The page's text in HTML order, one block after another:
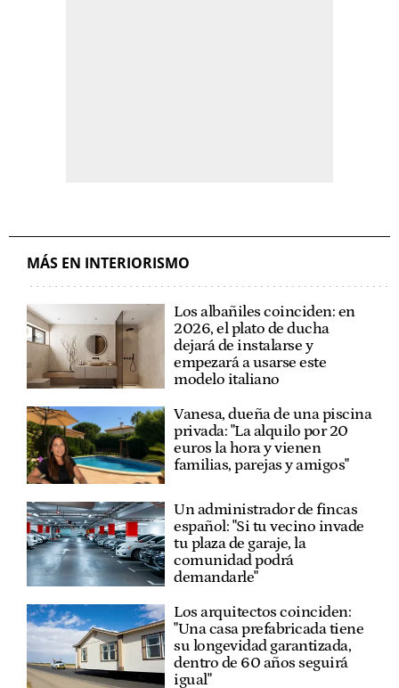
MÁS EN INTERIORISMO
Los albañiles coinciden: en
2026, el plato de ducha
dejará de instalarse y
empezará a usarse este
modelo italiano
Vanesa, dueña de una piscina
privada: "La alquilo por 20
euros la hora y vienen
familias, parejas y amigos"
Un administrador de fincas
español: "Si tu vecino invade
tu plaza de garaje, la
comunidad podrá
demandarle"
Los arquitectos coinciden:
"Una casa prefabricada tiene
su longevidad garantizada,
dentro de 60 años seguirá
igual"